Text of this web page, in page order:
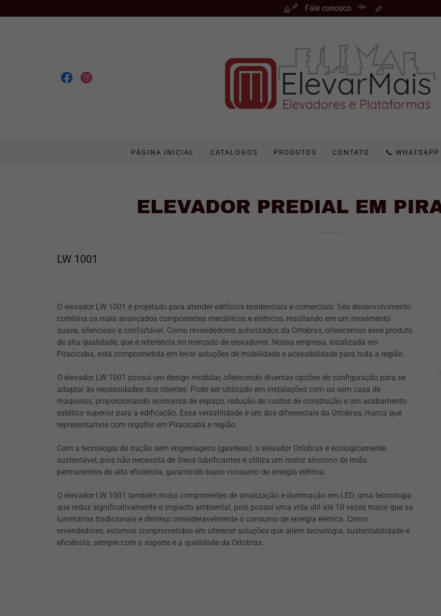
Fale conosco.
PÁGINA INICIAL CATALOGOS PRODUTOS CONTATO 📞 WHATSAPP
ELEVADOR PREDIAL EM
LW 1001
O elevador LW 1001 é projetado para atender edifícios residenciais e comerciais. Seu desenvolvimento
combina os mais avançados componentes mecânicos e elétricos, resultando em um movimento
suave, silencioso e confortável. Como revendedores autorizados da Ortobras, oferecemos esse produto
de alta qualidade, que é referência no mercado de elevadores. Nossa empresa, localizada em
Piracicaba, está comprometida em levar soluções de mobilidade e acessibilidade para toda a região.
O elevador LW 1001 possui um design modular, oferecendo diversas opções de configuração para se
adaptar às necessidades dos clientes. Pode ser utilizado em instalações com ou sem casa de
máquinas, proporcionando economia de espaço, redução de custos de construção e um acabamento
estético superior para a edificação. Essa versatilidade é um dos diferenciais da Ortobras, marca que
representamos com orgulho em Piracicaba e região.
Com a tecnologia de tração sem engrenagens (gearless), o elevador Ortobras é ecologicamente
sustentável, pois não necessita de óleos lubrificantes e utiliza um motor síncrono de imãs
permanentes de alta eficiência, garantindo baixo consumo de energia elétrica.
O elevador LW 1001 também inclui componentes de sinalização e iluminação em LED, uma tecnologia
que reduz significativamente o impacto ambiental, pois possui uma vida útil até 10 vezes maior que as
luminárias tradicionais e diminui consideravelmente o consumo de energia elétrica. Como
revendedores, estamos comprometidos em oferecer soluções que aliem tecnologia, sustentabilidade e
eficiência, sempre com o suporte e a qualidade da Ortobras.